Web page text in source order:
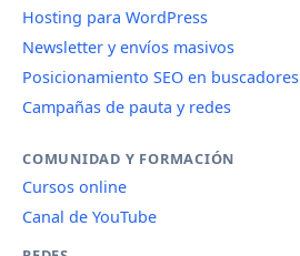
Hosting para WordPress
Newsletter y envíos masivos
Posicionamiento SEO en buscadores
Campañas de pauta y redes
COMUNIDAD Y FORMACIÓN
Cursos online
Canal de YouTube